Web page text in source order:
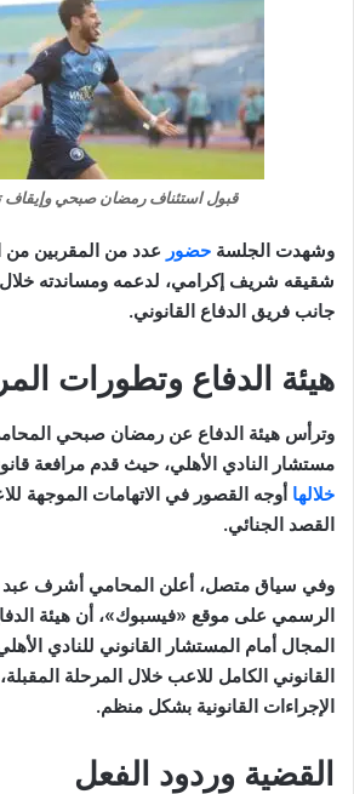
قبول استئناف رمضان صبحي وإيقاف
وشهدت الجلسة حضور عدد من المقربين من
شقيقه شريف إكرامي، لدعمه ومساندته خلال
جانب فريق الدفاع القانوني.
هيئة الدفاع وتطورات
وترأس هيئة الدفاع عن رمضان صبحي
مستشار النادي الأهلي، حيث قدم مرافعة
خلالها أوجه القصور في الاتهامات الموجهة
القصد الجنائي.
وفي سياق متصل، أعلن المحامي أشرف عبد
الرسمي على موقع «فيسبوك»، أن هيئة
المجال أمام المستشار القانوني للنادي
القانوني الكامل للاعب خلال المرحلة
الإجراءات القانونية بشكل منظم.
القضية وردود الفعل